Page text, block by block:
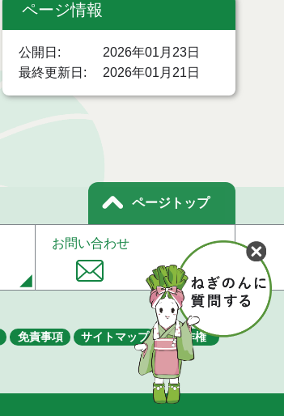
ページ情報
公開日
2026年01月23日
最終更新日
2026年01月21日
ページトップ
お問い合わせ
免責事項 サイトマップ 著作権